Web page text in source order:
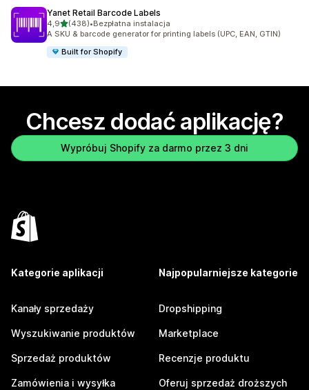
Yanet Retail Barcode Labels
4,9na 5 gwiazdek
(438)
Łączna liczba recenzji: 438
•Bezpłatna instalacja
A SKU & barcode generator for printing labels (UPC, EAN, GTIN)
Built for Shopify
Chcesz dodać aplikację?
Wypróbuj Shopify za darmo przez 3 dni
Kategorie aplikacji
Kanały sprzedaży
Wyszukiwanie produktów
Sprzedaż produktów
Zamówienia i wysyłka
Najpopularniejsze kategorie
Dropshipping
Marketplace
Recenzje produktu
Oferuj sprzedaż droższych